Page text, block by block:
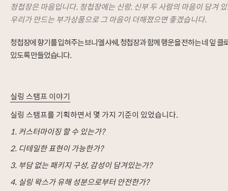
청첩장은 마음입니다. 청첩장에는 신랑, 신부 두 사람의 마음이 담겨
우리가 만드는 부가상품으로 그 마음이 더해졌으면 좋겠습니다.
청첩장에 향기를 입혀주는 브니엘 샤쉐, 청첩장과 함께 행운을 전하는 네 잎
있도록 만들었습니다.
실링 스탬프 이야기
실링 스탬프를 기획하면서 몇 가지 기준이 있었습니다.
1.커스터마이징 할 수 있는가?
2. 디테일한 표현이 가능한가?
3.부담 없는 패키지 구성, 감성이 담겨있는가?
4. 실링 왁스가 유해 성분으로부터 안전한가?